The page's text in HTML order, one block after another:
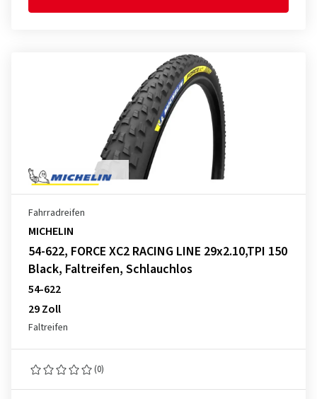
Fahrradreifen
MICHELIN
54-622, FORCE XC2 RACING LINE 29x2.10,TPI 150
Black, Faltreifen, Schlauchlos
54-622
29 Zoll
Faltreifen
(0)